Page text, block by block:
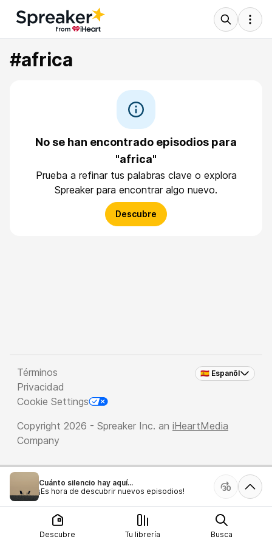
#africa
No se han encontrado episodios para
"africa"
Prueba a refinar tus palabras clave o explora
Spreaker para encontrar algo nuevo.
Descubre
🇪🇸 Espanõl
Términos
Privacidad
Cookie Settings
Copyright 2026 - Spreaker Inc. an iHeartMedia
Company
Cuánto silencio hay aquí...
¡Es hora de descubrir nuevos episodios!
Descubre Tu librería Busca